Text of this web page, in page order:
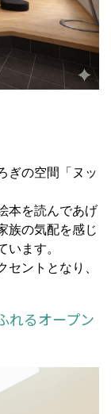
ぎの空間「ヌッ
本を読んであげ
族の気配を感じ
います。
セントとなり、
れるオープン